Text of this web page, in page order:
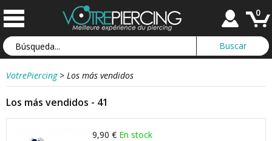
0
VotrePiercing > Los más vendidos
Los más vendidos - 41
9,90 € En stock